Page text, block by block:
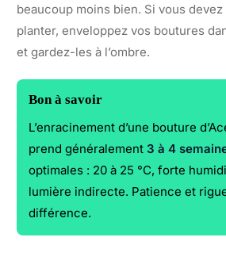
beaucoup moins bien. Si vous
planter, enveloppez vos boutures
et gardez-les à l’ombre.
Bon à savoir
L’enracinement d’une bouture
prend généralement 3 à 4
optimales : 20 à 25 °C, forte
lumière indirecte. Patience et
différence.